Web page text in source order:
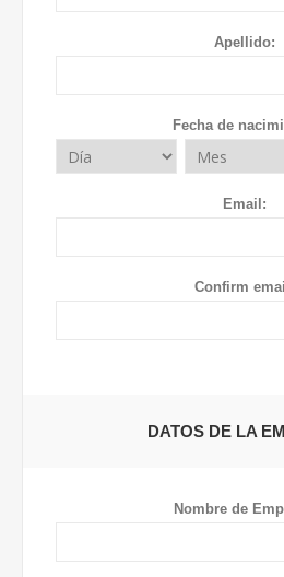
Apellido:
Fecha de
Email:
Confirm
DATOS DE LA
Nombre de